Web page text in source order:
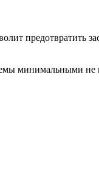
предотвратить
минимальными не